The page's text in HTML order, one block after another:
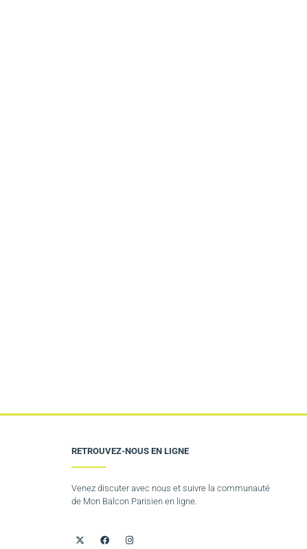
RETROUVEZ-NOUS EN LIGNE
Venez discuter avec nous et suivre la communauté
de Mon Balcon Parisien en ligne.